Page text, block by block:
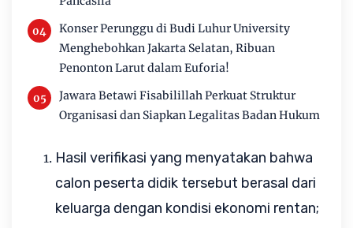
Konser Perunggu di Budi Luhur University
Menghebohkan Jakarta Selatan, Ribuan
Penonton Larut dalam Euforia!
Jawara Betawi Fisabilillah Perkuat Struktur
Organisasi dan Siapkan Legalitas Badan Hukum
Hasil verifikasi yang menyatakan bahwa
calon peserta didik tersebut berasal dari
keluarga dengan kondisi ekonomi rentan;